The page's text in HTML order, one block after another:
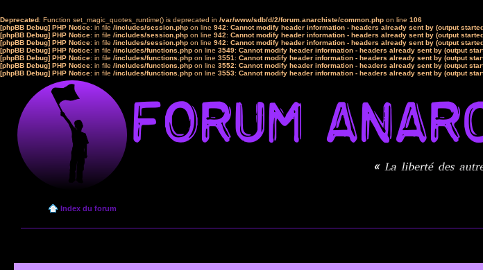
Deprecated: Function set_magic_quotes_runtime() is deprecated in /var/www/sdb/d/2/forum.anarchiste/common.php on line 106
[phpBB Debug] PHP Notice: in file /includes/session.php on line 942: Cannot modify header information - headers already sent by (output
[phpBB Debug] PHP Notice: in file /includes/session.php on line 942: Cannot modify header information - headers already sent by (output
[phpBB Debug] PHP Notice: in file /includes/session.php on line 942: Cannot modify header information - headers already sent by (output
[phpBB Debug] PHP Notice: in file /includes/functions.php on line 3549: Cannot modify header information - headers already sent by (output
[phpBB Debug] PHP Notice: in file /includes/functions.php on line 3551: Cannot modify header information - headers already sent by (output
[phpBB Debug] PHP Notice: in file /includes/functions.php on line 3552: Cannot modify header information - headers already sent by (output
[phpBB Debug] PHP Notice: in file /includes/functions.php on line 3553: Cannot modify header information - headers already sent by (output
Index du forum